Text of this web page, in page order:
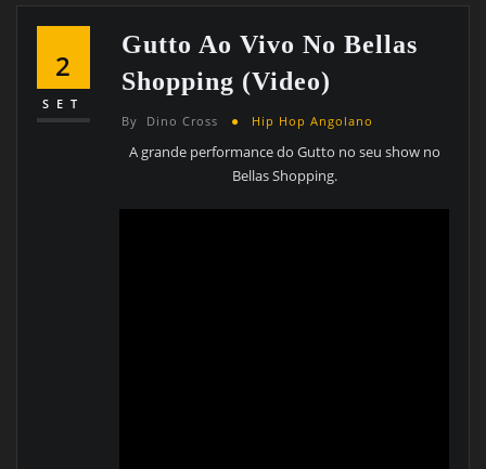
2
SET
Gutto Ao Vivo No Bellas
Shopping (Video)
By Dino Cross Hip Hop Angolano
A grande performance do Gutto no seu show no
Bellas Shopping.